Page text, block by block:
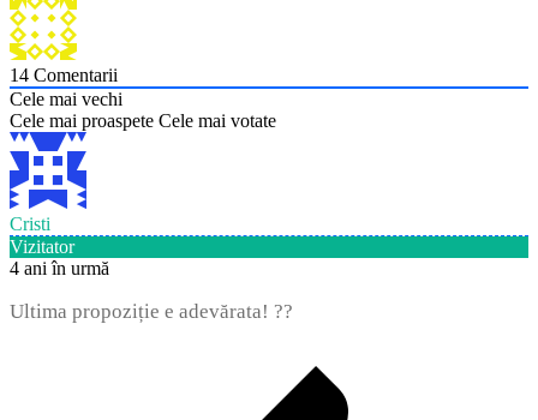
14 Comentarii
Cele mai vechi
Cele mai proaspete Cele mai votate
Cristi
Vizitator
4 ani în urmă
Ultima propoziție e adevărata! ??